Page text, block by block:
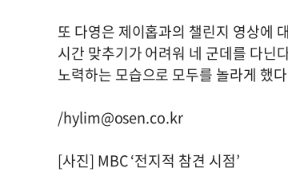
또 다영은 제이홉과의 챌린지 영상에
시간 맞추기가 어려워 네 군데를 다닌
노력하는 모습으로 모두를 놀라게 했
/hylim@osen.co.kr
[사진] MBC ‘전지적 참견 시점’